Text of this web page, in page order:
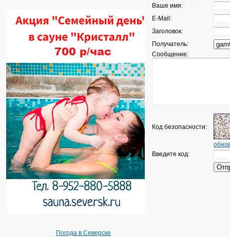
Погода в Северске
Ваше имя:
E-Mail:
Заголовок:
Получатель:
Сообщение:
Код безопасности:
Введите код: